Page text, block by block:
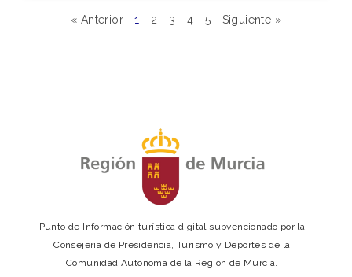
« Anterior 1 2 3 4 5 Siguiente »
Punto de Información turística digital subvencionado por la
Consejería de Presidencia, Turismo y Deportes de la
Comunidad Autónoma de la Región de Murcia.